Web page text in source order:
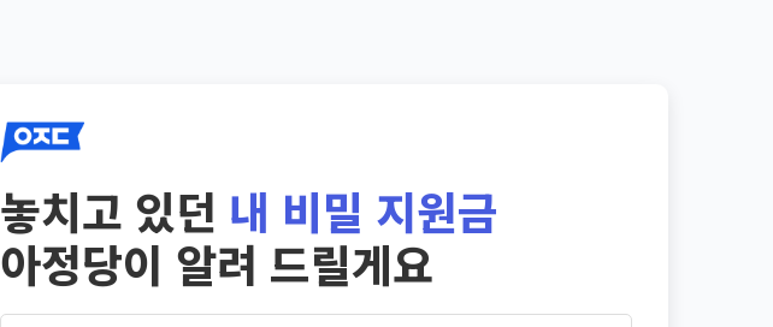
놓치고 있던 내 비밀 지원금
아정당이 알려 드릴게요